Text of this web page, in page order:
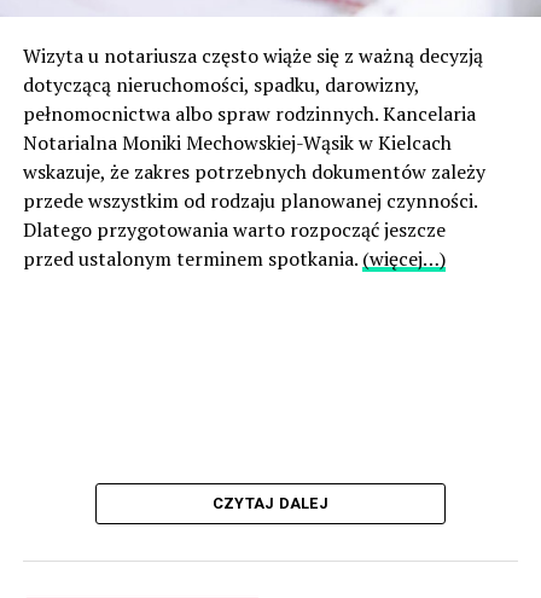
Wizyta u notariusza często wiąże się z ważną decyzją
dotyczącą nieruchomości, spadku, darowizny,
pełnomocnictwa albo spraw rodzinnych. Kancelaria
Notarialna Moniki Mechowskiej-Wąsik w Kielcach
wskazuje, że zakres potrzebnych dokumentów zależy
przede wszystkim od rodzaju planowanej czynności.
Dlatego przygotowania warto rozpocząć jeszcze
przed ustalonym terminem spotkania. (więcej…)
CZYTAJ DALEJ